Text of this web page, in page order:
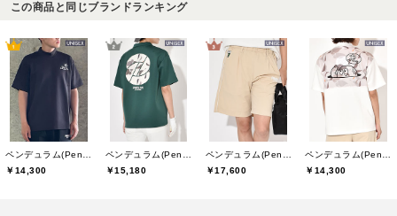
この商品と同じブランドランキング
￥14,300
￥15,180
￥17,600
￥14,300